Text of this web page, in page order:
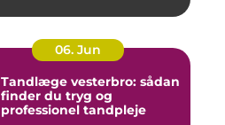
06. Jun
Tandlæge vesterbro: sådan
finder du tryg og
professionel tandpleje